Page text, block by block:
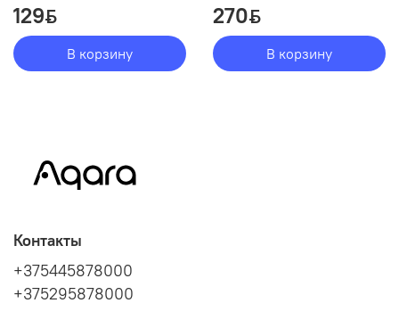
129ƃ
В корзину
270ƃ
В корзину
Контакты
+375445878000
+375295878000